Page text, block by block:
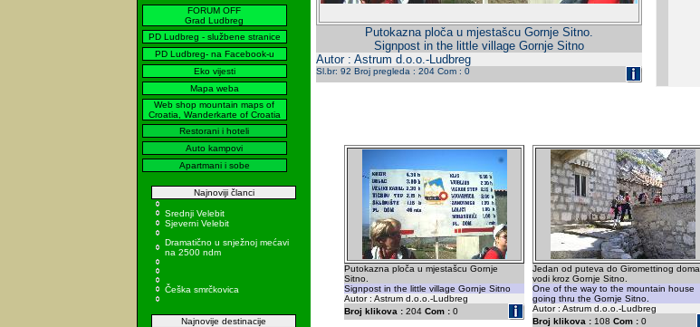
FORUM OFF
Grad Ludbreg
PD Ludbreg - službene stranice
PD Ludbreg- na Facebook-u
Eko vijesti
Mapa weba
Web shop mountain maps of
Croatia, Wanderkarte of Croatia
Restorani i hoteli
Auto kampovi
Apartmani i sobe
Najnoviji članci
Srednji Velebit
Sjeverni Velebit
Dramatično u snježnoj mećavi
na 2500 ndm
Češka smrčkovica
Najnovije destinacije
Putokazna ploča u mjestašcu Gornje Sitno.
Signpost in the little village Gornje Sitno
Autor : Astrum d.o.o.-Ludbreg
Sl.br: 92 Broj pregleda : 204 Com : 0
Putokazna ploča u mjestašcu Gornje
Sitno.
Signpost in the little village Gornje Sitno
Autor : Astrum d.o.o.-Ludbreg
Broj klikova : 204 Com : 0
Jedan od puteva do Giromettinog doma
vodi kroz Gornje Sitno.
One of the way to the mountain house
going thru the Gornje Sitno.
Autor : Astrum d.o.o.-Ludbreg
Broj klikova : 108 Com : 0